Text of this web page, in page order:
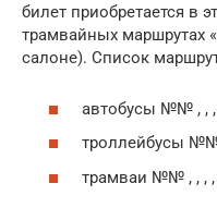
билет приобретается в
трамвайных маршрутах
салоне). Список
автобусы №№ , , ,
троллейбусы №№
трамваи №№ , , , ,